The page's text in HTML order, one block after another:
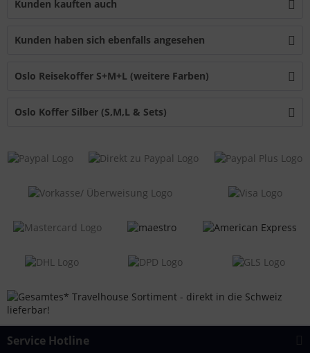
Kunden kauften auch
Kunden haben sich ebenfalls angesehen
Oslo Reisekoffer S+M+L (weitere Farben)
Oslo Koffer Silber (S,M,L & Sets)
Service Hotline